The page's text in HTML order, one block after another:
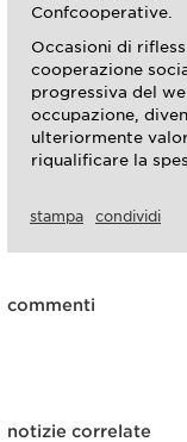
Confcooperative.
Occasioni di
cooperazione
progressiva del
occupazione,
ulteriormente
riqualificare la
stampa condividi
commenti
notizie correlate